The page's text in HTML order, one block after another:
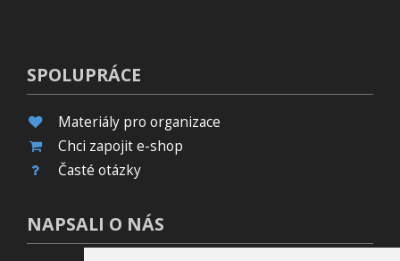
SPOLUPRÁCE
Materiály pro organizace
Chci zapojit e-shop
Časté otázky
NAPSALI O NÁS